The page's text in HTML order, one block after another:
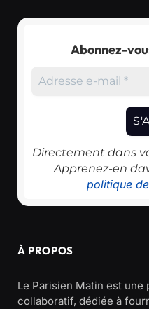
Abonnez-
Directement dans
Apprenez-en
politique
À PROPOS
Le Parisien Matin est
collaboratif, dédiée à